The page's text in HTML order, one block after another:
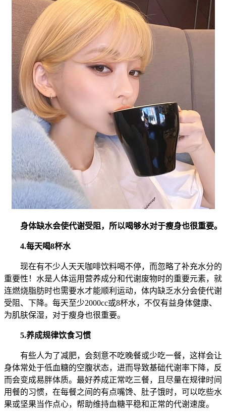
身体缺水会使代谢受阻，所以喝够水对于瘦身也很重要。
4.每天喝8杯水
现在有不少人天天咖啡饮料喝不停，而忽略了补充水分的
重要性！水是人体运用营养成分和代谢废物时的重要元素，就
连燃烧脂肪时也需要水才能顺利运动，体内缺乏水分会使代谢
受阻、下降。每天至少2000cc或8杯水，不仅有益身体健康、
为肌肤保湿，对于瘦身也很重要。
5.养成规律饮食习惯
有些人为了减肥，会刻意不吃晚餐或少吃一餐，这样会让
身体常处于低血糖的空腹状态，进而导致基础代谢率下降，反
而会变成易胖体质。最好养成正常吃三餐，且尽量在规律时间
用餐的习惯，在每餐之间的有点嘴馋、肚子饿时，可以吃些水
果或坚果当作点心，帮助维持血糖平稳和正常的代谢速度。